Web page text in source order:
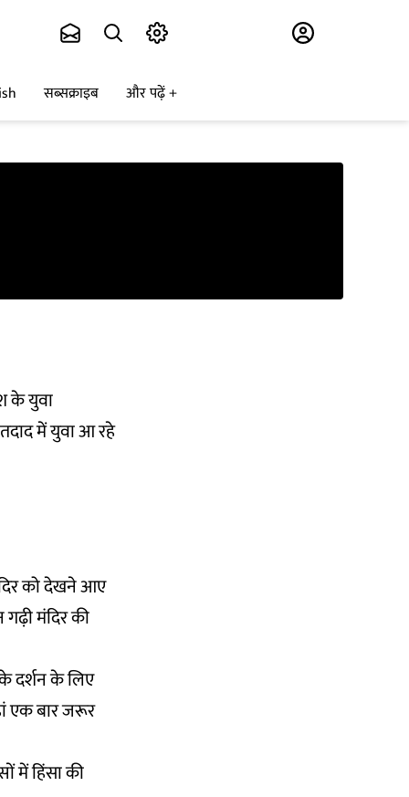
सब्सक्राइब और पढ़ें
के युवा
तदाद में युवा आ रहे
को देखने आए
मंदिर की
दर्शन के लिए
एक बार जरूर
में हिंसा की